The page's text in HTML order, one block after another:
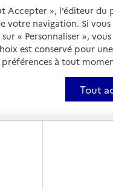
Accepter », l’éditeur
votre navigation. Si
« Personnaliser »,
est conservé pour
à tout
Tout